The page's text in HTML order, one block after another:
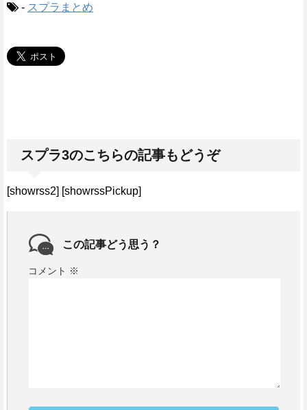
- スプラまとめ
スプラ3のこちらの記事もどうぞ
[showrss2] [showrssPickup]
この記事どう思う？
コメント ※